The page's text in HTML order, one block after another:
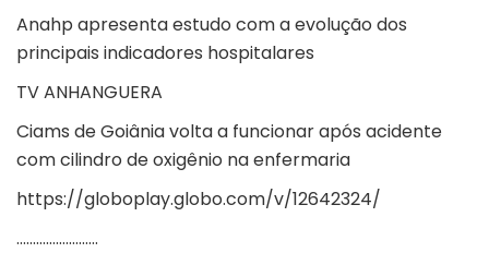
Anahp apresenta estudo com a evolução dos
principais indicadores hospitalares
TV ANHANGUERA
Ciams de Goiânia volta a funcionar após acidente
com cilindro de oxigênio na enfermaria
https://globoplay.globo.com/v/12642324/
…………………….